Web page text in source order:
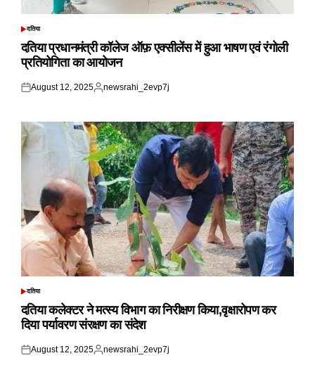
POSTED
दतिया
दतिया प्रधानमंत्री कॉलेज ऑफ़ एक्सीलेंस में हुआ भाषण एवं रंगोली
प्रतियोगिता का आयोजन
Posted
August 12, 2025
Posted
newsrahi_2evp7j
POSTED
दतिया
दतिया कलेक्टर ने मत्स्य विभाग का निरीक्षण किया,वृक्षारोपण कर
दिया पर्यावरण संरक्षण का संदेश
Posted
August 12, 2025
Posted
newsrahi_2evp7j